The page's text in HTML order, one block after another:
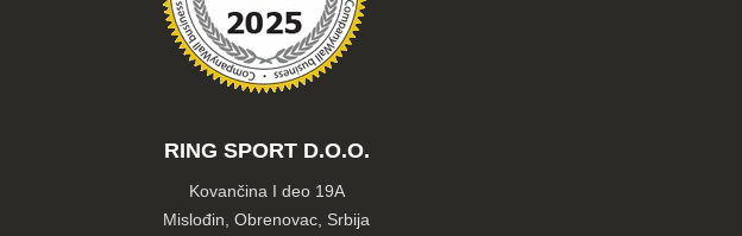
RING SPORT D.O.O.
Kovančina I deo 19A
Mislođin, Obrenovac, Srbija